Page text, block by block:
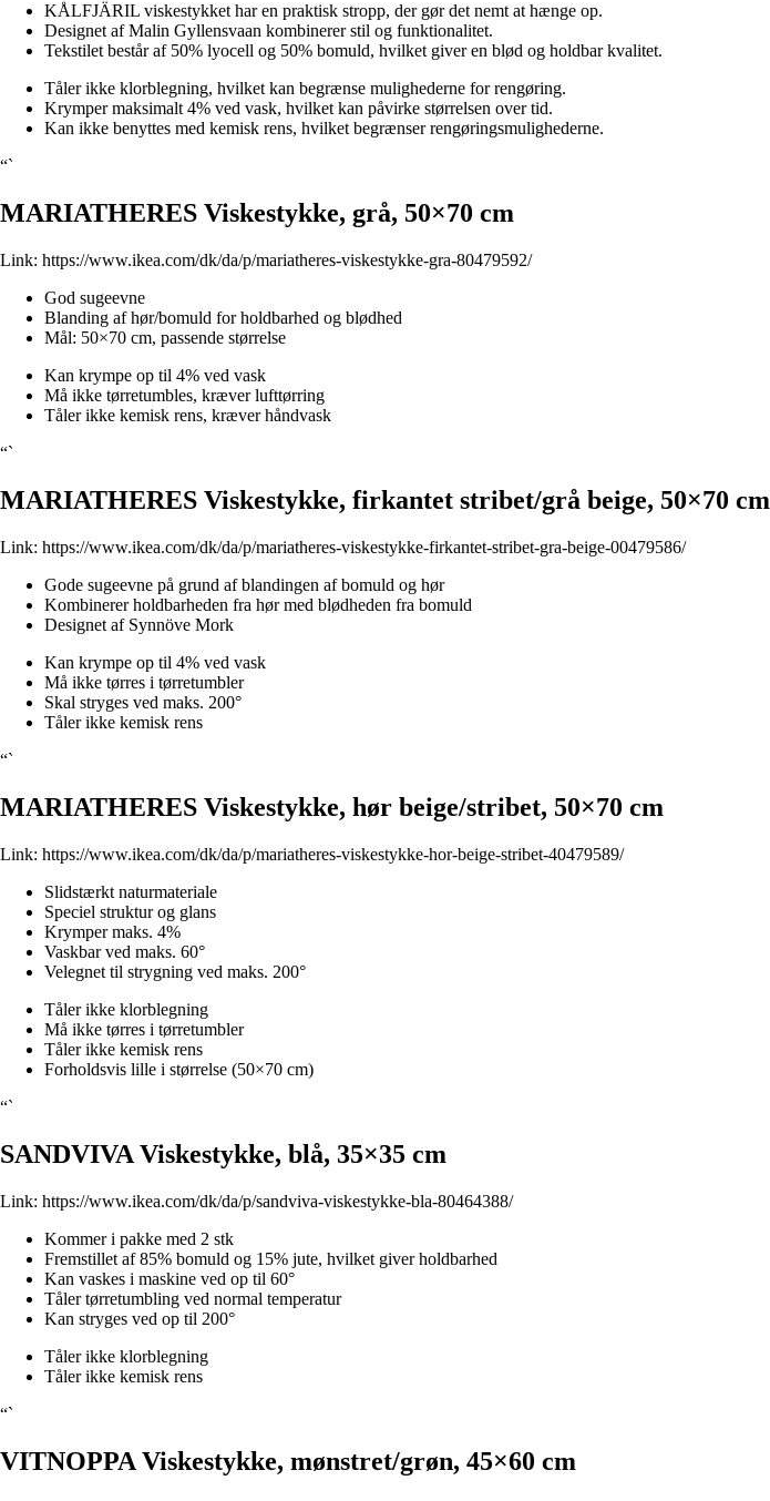
KÅLFJÄRIL viskestykket har en praktisk stropp, der gør det nemt at hænge op.
Designet af Malin Gyllensvaan kombinerer stil og funktionalitet.
Tekstilet består af 50% lyocell og 50% bomuld, hvilket giver en blød og holdbar kvalitet.
Tåler ikke klorblegning, hvilket kan begrænse mulighederne for rengøring.
Krymper maksimalt 4% ved vask, hvilket kan påvirke størrelsen over tid.
Kan ikke benyttes med kemisk rens, hvilket begrænser rengøringsmulighederne.
“`
MARIATHERES Viskestykke, grå, 50×70 cm
Link: https://www.ikea.com/dk/da/p/mariatheres-viskestykke-gra-80479592/
God sugeevne
Blanding af hør/bomuld for holdbarhed og blødhed
Mål: 50×70 cm, passende størrelse
Kan krympe op til 4% ved vask
Må ikke tørretumbles, kræver lufttørring
Tåler ikke kemisk rens, kræver håndvask
“`
MARIATHERES Viskestykke, firkantet stribet/grå beige, 50×70 cm
Link: https://www.ikea.com/dk/da/p/mariatheres-viskestykke-firkantet-stribet-gra-beige-00479586/
Gode sugeevne på grund af blandingen af bomuld og hør
Kombinerer holdbarheden fra hør med blødheden fra bomuld
Designet af Synnöve Mork
Kan krympe op til 4% ved vask
Må ikke tørres i tørretumbler
Skal stryges ved maks. 200°
Tåler ikke kemisk rens
“`
MARIATHERES Viskestykke, hør beige/stribet, 50×70 cm
Link: https://www.ikea.com/dk/da/p/mariatheres-viskestykke-hor-beige-stribet-40479589/
Slidstærkt naturmateriale
Speciel struktur og glans
Krymper maks. 4%
Vaskbar ved maks. 60°
Velegnet til strygning ved maks. 200°
Tåler ikke klorblegning
Må ikke tørres i tørretumbler
Tåler ikke kemisk rens
Forholdsvis lille i størrelse (50×70 cm)
“`
SANDVIVA Viskestykke, blå, 35×35 cm
Link: https://www.ikea.com/dk/da/p/sandviva-viskestykke-bla-80464388/
Kommer i pakke med 2 stk
Fremstillet af 85% bomuld og 15% jute, hvilket giver holdbarhed
Kan vaskes i maskine ved op til 60°
Tåler tørretumbling ved normal temperatur
Kan stryges ved op til 200°
Tåler ikke klorblegning
Tåler ikke kemisk rens
“`
VITNOPPA Viskestykke, mønstret/grøn, 45×60 cm